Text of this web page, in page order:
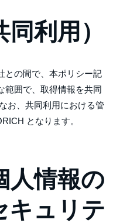
利用）
との間で、本ポリシー記
範囲で、取得情報を共同
お、共同利用における管
となります。
人情報の
キュリテ